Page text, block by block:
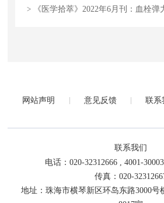
>《医学拾萃》2022年6月刊：血栓弹力
网站声明 意见反馈 联系
联系我们
电话：020-32312666 , 4001-
传真：020-
地址：珠海市横琴新区环岛东路3000号